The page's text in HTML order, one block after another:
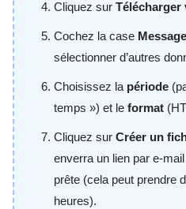
Cliquez sur
Cochez la case
sélectionner d’autres
Choisissez la période
temps ») et le format
Cliquez sur Créer un
enverra un lien par e-
prête (cela peut prendre
heures).